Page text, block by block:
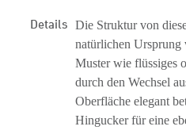
Details Die Struktur von
natürlichen
Muster wie flüssiges
durch den Wechsel
Oberfläche elegant
Hingucker für eine